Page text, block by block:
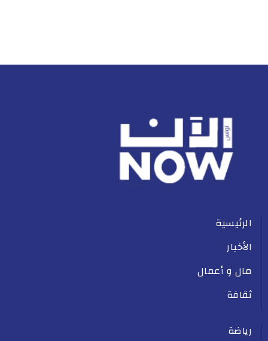
الرئيسية
الأخبار
مال و أعمال
ثقافة
رياضة